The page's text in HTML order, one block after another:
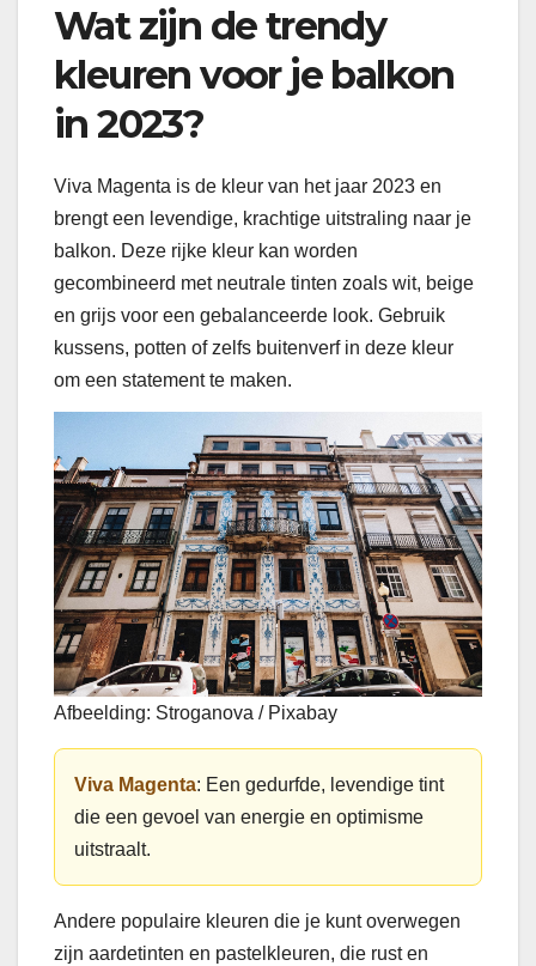
Wat zijn de trendy
kleuren voor je balkon
in 2023?
Viva Magenta is de kleur van het jaar 2023 en
brengt een levendige, krachtige uitstraling naar je
balkon. Deze rijke kleur kan worden
gecombineerd met neutrale tinten zoals wit, beige
en grijs voor een gebalanceerde look. Gebruik
kussens, potten of zelfs buitenverf in deze kleur
om een statement te maken.
Afbeelding: Stroganova / Pixabay
Viva Magenta: Een gedurfde, levendige tint
die een gevoel van energie en optimisme
uitstraalt.
Andere populaire kleuren die je kunt overwegen
zijn aardetinten en pastelkleuren, die rust en